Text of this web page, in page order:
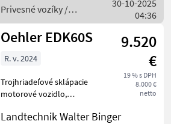
Privesné vozíky /
Oehler
30-10-2025
04:36
Oehler EDK60S
9.520
€
19 % s DPH
8.000 €
netto
R. v. 2024
Trojhriadeľové sklápacie
motorové vozidlo,
Trojhriadeľové sklápacie
Landtechnik Walter Binger